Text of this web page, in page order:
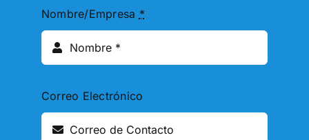
Nombre/Empresa *
Correo Electrónico